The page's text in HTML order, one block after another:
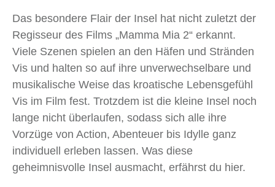
Das besondere Flair der Insel hat nicht zuletzt der
Regisseur des Films „Mamma Mia 2“ erkannt.
Viele Szenen spielen an den Häfen und Stränden
Vis und halten so auf ihre unverwechselbare und
musikalische Weise das kroatische Lebensgefühl
Vis im Film fest. Trotzdem ist die kleine Insel noch
lange nicht überlaufen, sodass sich alle ihre
Vorzüge von Action, Abenteuer bis Idylle ganz
individuell erleben lassen. Was diese
geheimnisvolle Insel ausmacht, erfährst du hier.